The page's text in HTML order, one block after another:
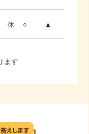
休 ○ ▲
ます